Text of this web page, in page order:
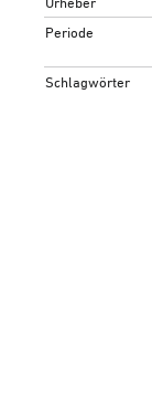
Periode
Schlagwörter